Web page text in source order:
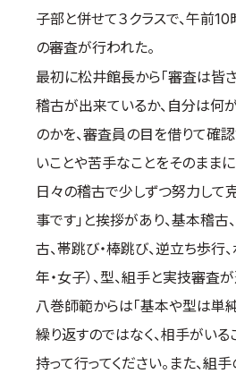
子部と併せて３クラスで、午前
の審査が行われた。
最初に松井館長から「審査は皆
稽古が出来ているか、自分は何
のかを、審査員の目を借りて確
いことや苦手なことをそのままに
日々の稽古で少しずつ努力して
事です」と挨拶があり、基本稽古
古、帯跳び・棒跳び、逆立ち歩行
年・女子）、型、組手と実技審査
八巻師範からは「基本や型は単
繰り返すのではなく、相手がい
持って行ってください。また、組